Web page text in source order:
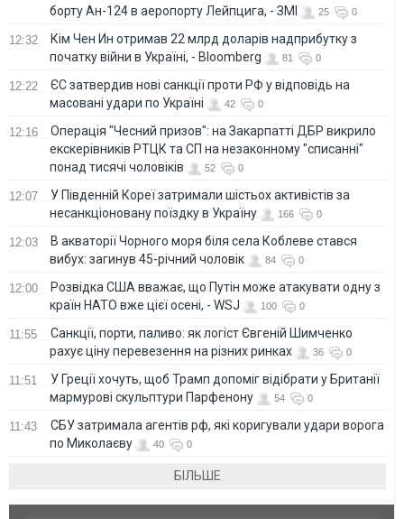
борту Ан-124 в аеропорту Лейпцига, - ЗМІ 25 0
12:32
Кім Чен Ин отримав 22 млрд доларів надприбутку з
початку війни в Україні, - Bloomberg
81 0
12:22
ЄС затвердив нові санкції проти РФ у відповідь на
масовані удари по Україні
42 0
12:16
Операція "Чесний призов": на Закарпатті ДБР викрило
екскерівників РТЦК та СП на незаконному "списанні"
понад тисячі чоловіків
52 0
12:07
У Південній Кореї затримали шістьох активістів за
несанкціоновану поїздку в Україну
166 0
12:03
В акваторії Чорного моря біля села Коблеве стався
вибух: загинув 45-річний чоловік
84 0
12:00
Розвідка США вважає, що Путін може атакувати одну з
країн НАТО вже цієї осені, - WSJ
100 0
11:55
Санкції, порти, паливо: як логіст Євгеній Шимченко
рахує ціну перевезення на різних ринках
36 0
11:51
У Греції хочуть, щоб Трамп допоміг відібрати у Британії
мармурові скульптури Парфенону
54 0
11:43
СБУ затримала агентів рф, які коригували удари ворога
по Миколаєву
40 0
БІЛЬШЕ